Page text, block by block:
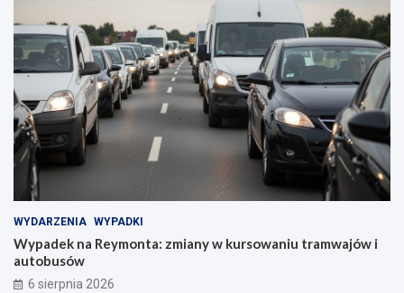
WYDARZENIA WYPADKI
Wypadek na Reymonta: zmiany w kursowaniu tramwajów i
autobusów
6 sierpnia 2026